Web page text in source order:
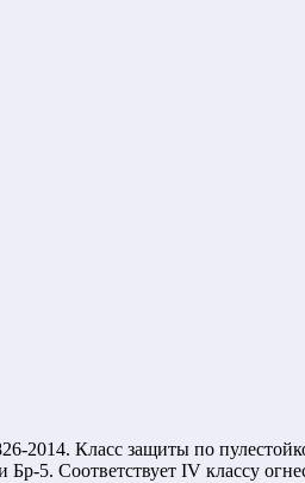
2014. Класс защиты по
5. Соответствует IV классу